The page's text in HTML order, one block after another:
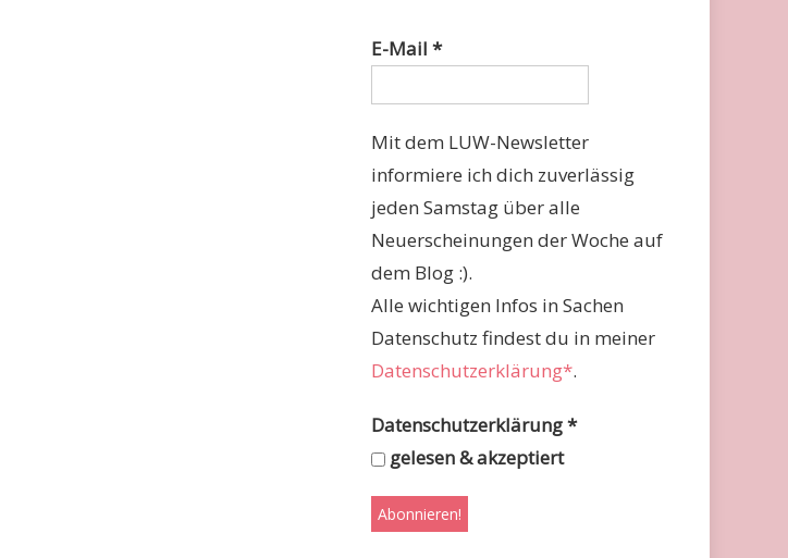
E-Mail*
Mit dem LUW-Newsletter
informiere ich dich zuverlässig
jeden Samstag über alle
Neuerscheinungen der Woche auf
dem Blog :).
Alle wichtigen Infos in Sachen
Datenschutz findest du in meiner
Datenschutzerklärung*.
Datenschutzerklärung*
gelesen & akzeptiert